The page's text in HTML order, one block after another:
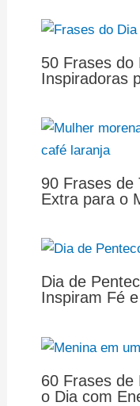
50 Frases do
Inspiradoras
90 Frases de
Extra para o
Dia de
Inspiram Fé
60 Frases de
o Dia com